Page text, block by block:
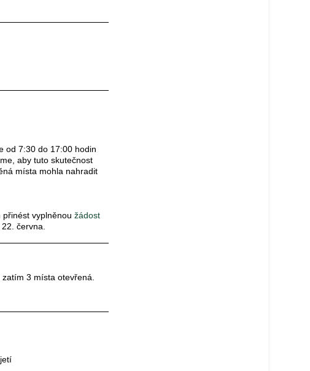
od 7:30 do 17:00 hodin
aby tuto skutečnost
místa mohla nahradit
vyplněnou žádost
června.
3 místa otevřená.